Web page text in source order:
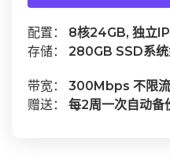
配置： 8核24GB, 独立IP
存储： 280GB SSD系
带宽： 300Mbps 不限流
赠送： 每2周一次自动备